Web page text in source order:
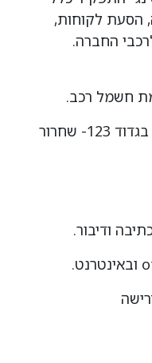
הסעת לקוחות,
החברה.
שירות צבאי2010-2013: נהג בגדוד 123- שחרור
ודיבור.